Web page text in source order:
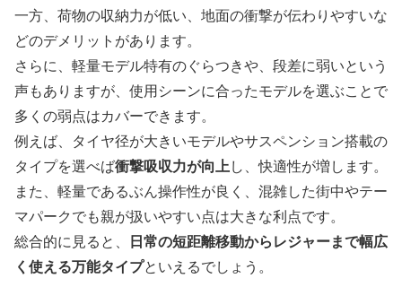
一方、荷物の収納力が低い、地面の衝撃が伝わりやすいな
どのデメリットがあります。
さらに、軽量モデル特有のぐらつきや、段差に弱いという
声もありますが、使用シーンに合ったモデルを選ぶことで
多くの弱点はカバーできます。
例えば、タイヤ径が大きいモデルやサスペンション搭載の
タイプを選べば衝撃吸収力が向上 し、快適性が増します。
また、軽量であるぶん操作性が良く、混雑した街中やテー
マパークでも親が扱いやすい点は大きな利点です。
総合的に見ると、
日常の短距離移動からレジャーまで幅広
く使える万能タイプといえるでしょう。